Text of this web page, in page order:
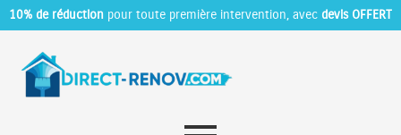
10% de réduction pour toute première intervention, avec devis OFFERT